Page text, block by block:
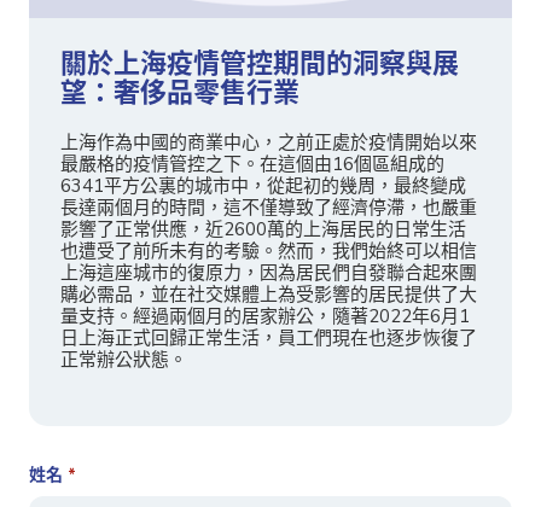
關於上海疫情管控期間的洞察與展
望：奢侈品零售行業
上海作為中國的商業中心，之前正處於疫情開始以來
最嚴格的疫情管控之下。在這個由16個區組成的
6341平方公裏的城市中，從起初的幾周，最終變成
長達兩個月的時間，這不僅導致了經濟停滯，也嚴重
影響了正常供應，近2600萬的上海居民的日常生活
也遭受了前所未有的考驗。然而，我們始終可以相信
上海這座城市的復原力，因為居民們自發聯合起來團
購必需品，並在社交媒體上為受影響的居民提供了大
量支持。經過兩個月的居家辦公，隨著2022年6月1
日上海正式回歸正常生活，員工們現在也逐步恢復了
正常辦公狀態。
姓名 *